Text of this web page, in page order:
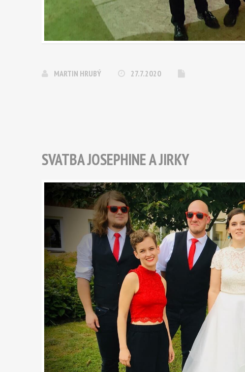
MARTIN HRUBÝ 27.7.2020
SVATBA JOSEPHINE A JIRKY